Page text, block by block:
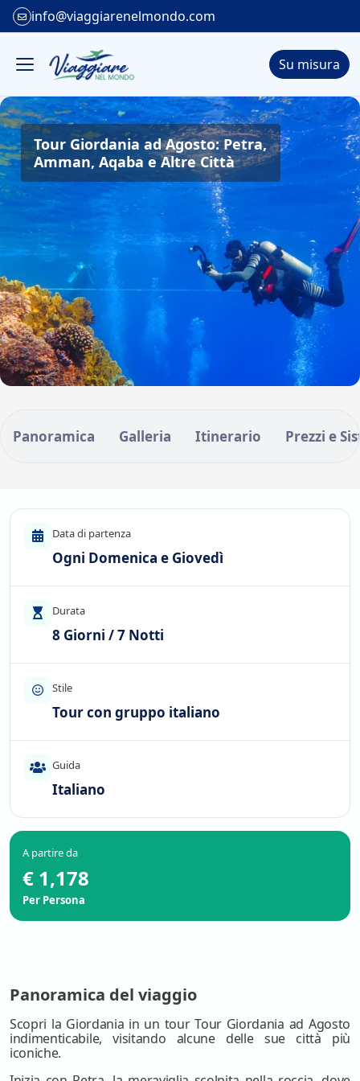
info@viaggiarenelmondo.com
Su misura
Tour Giordania ad Agosto: Petra,
Amman, Aqaba e Altre Città
Panoramica Galleria Itinerario Prezzi e
Data di partenza
Ogni Domenica e Giovedì
Durata
8 Giorni / 7 Notti
Stile
Tour con gruppo italiano
Guida
Italiano
A partire da
€ 1,178
Per Persona
Panoramica del viaggio
Scopri la Giordania in un tour Tour Giordania ad Agosto
indimenticabile, visitando alcune delle sue città più
iconiche.